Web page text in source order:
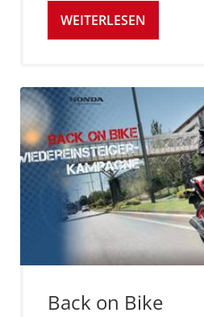
WEITERLESEN
Back on Bike